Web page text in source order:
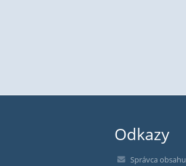
Odkazy
Správca obsahu